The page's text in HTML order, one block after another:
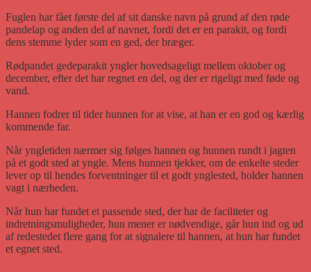
Fuglen har fået første del af sit danske navn på grund af den røde
pandelap og anden del af navnet, fordi det er en parakit, og fordi
dens stemme lyder som en ged, der bræger.
Rødpandet gedeparakit yngler hovedsageligt mellem oktober og
december, efter det har regnet en del, og der er rigeligt med føde og
vand.
Hannen fodrer til tider hunnen for at vise, at han er en god og kærlig
kommende far.
Når yngletiden nærmer sig følges hannen og hunnen rundt i jagten
på et godt sted at yngle. Mens hunnen tjekker, om de enkelte steder
lever op til hendes forventninger til et godt ynglested, holder hannen
vagt i nærheden.
Når hun har fundet et passende sted, der har de faciliteter og
indretningsmuligheder, hun mener er nødvendige, går hun ind og ud
af redestedet flere gang for at signalere til hannen, at hun har fundet
et egnet sted.